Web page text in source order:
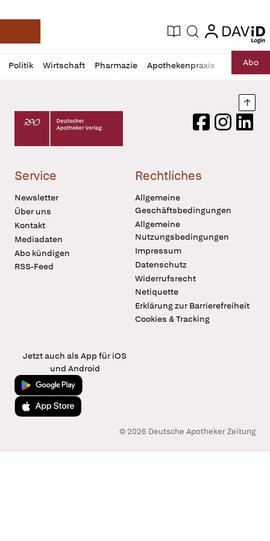
Deutsche Apotheker Zeitung
Aktuelle Ausgabe
Suche login
login
Politik Wirtschaft Pharmazie Apothekenpraxis RechtAbo
Profil
öffnen
Daz
Pur
Deutscher Apotheker Verlag Logo
FacebookInstagram
Service
Newsletter
Über uns
Kontakt
Mediadaten
Abo kündigen
RSS-Feed
Rechtliches
Allgemeine
Geschäftsbedingungen
Allgemeine
Nutzungsbedingungen
Impressum
Datenschutz
Widerrufsrecht
Netiquette
Erklärung zur Barrierefreiheit
Cookies & Tracking
Jetzt auch als App für iOS
und Android
Jetzt bei Google Play
Laden im App Store
© 2026 Deutsche Apotheker Zeitung